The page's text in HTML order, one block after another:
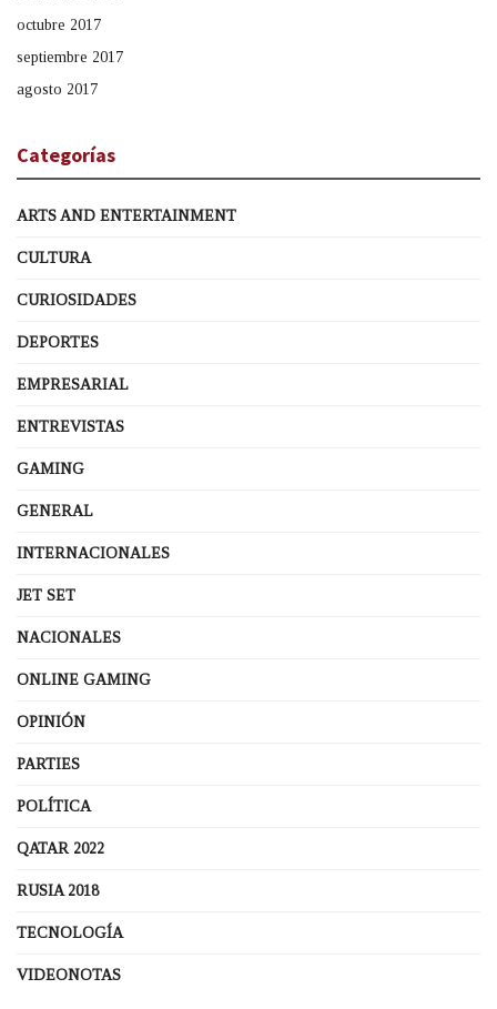
octubre 2017
septiembre 2017
agosto 2017
Categorías
ARTS AND ENTERTAINMENT
CULTURA
CURIOSIDADES
DEPORTES
EMPRESARIAL
ENTREVISTAS
GAMING
GENERAL
INTERNACIONALES
JET SET
NACIONALES
ONLINE GAMING
OPINIÓN
PARTIES
POLÍTICA
QATAR 2022
RUSIA 2018
TECNOLOGÍA
VIDEONOTAS